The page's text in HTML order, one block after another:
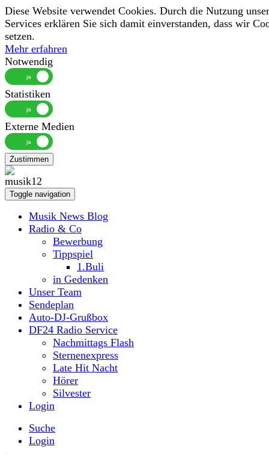
Diese Website verwendet Cookies. Durch die Nutzung
Services erklären Sie sich damit einverstanden, dass wir
setzen.
Mehr erfahren
Notwendig
Statistiken
Externe Medien
Zustimmen
Toggle navigation
Musik News Blog
Radio & Co
Bewerbung
Tippspiel
1.Buli
in Gedenken
Unser Team
Sendeplan
Auto-DJ-Grußbox
DF24 Radio Service
Nachmittags Flash
Sternenexpress
Late Hit Nacht
Hörer
Silvester
Login
Suche
Login